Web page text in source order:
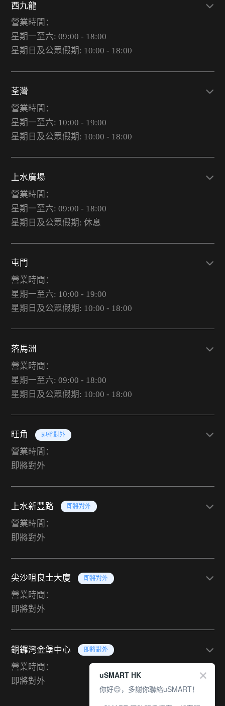
西九龍
營業時間：
星期一至六: 09:00 - 18:00
星期日及公眾假期: 10:00 - 18:00
荃灣
營業時間：
星期一至六: 10:00 - 19:00
星期日及公眾假期: 10:00 - 18:00
上水廣場
營業時間：
星期一至六: 09:00 - 18:00
星期日及公眾假期: 休息
屯門
營業時間：
星期一至六: 10:00 - 19:00
星期日及公眾假期: 10:00 - 18:00
落馬洲
營業時間：
星期一至六: 09:00 - 18:00
星期日及公眾假期: 10:00 - 18:00
旺角 即將對外
營業時間：
即將對外
上水新豐路 即將對外
營業時間：
即將對外
尖沙咀良士大廈 即將對外
營業時間：
即將對外
銅鑼灣金堡中心 即將對外
營業時間：
即將對外
uSMART HK
你好😊，多謝你聯絡uSMART！